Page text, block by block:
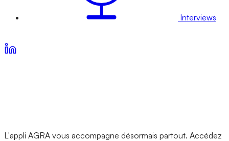
Interviews
L'appli AGRA vous accompagne désormais partout. Accédez